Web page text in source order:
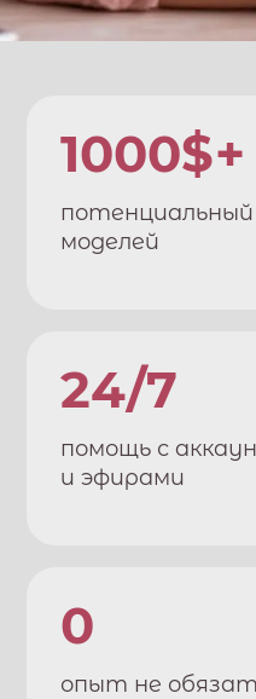
1000$+
моделей
24/7
помощь с
и эфирами
0
опыт не